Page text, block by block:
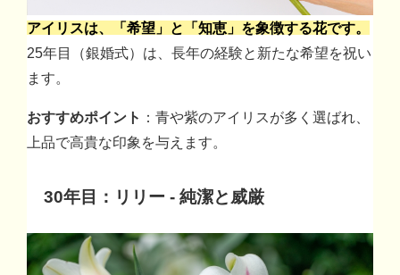
アイリスは、「希望」と「知恵」を象徴する花です。
25年目（銀婚式）は、長年の経験と新たな希望を祝い
ます。
おすすめポイント
：青や紫のアイリスが多く選ばれ、
上品で高貴な印象を与えます。
30年目：リリー - 純潔と威厳